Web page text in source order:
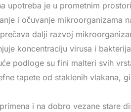
upotreba je u prometnim
i očuvanje mikroorganizama
dalji razvoj
koncentraciju virusa i
podloge su fini malteri svih
tapete od staklenih vlakana,
i na dobro vezane stare